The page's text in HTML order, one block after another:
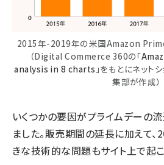
2015年-2019年の米国Amazon
（Digital Commerce 360の「
analysis in 8 charts 」をもとにネット
集部が作成）
いくつかの要因がプライムデーの
ました。販売期間の延長に加えて
きな技術的な問題もサイト上で起こ